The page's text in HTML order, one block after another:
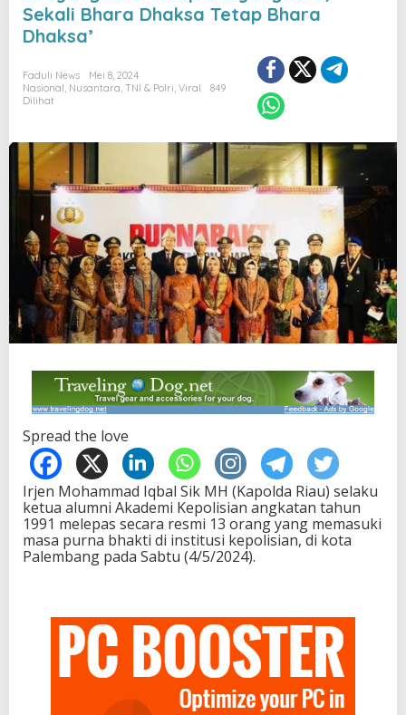
Sekali Bhara Dhaksa Tetap Bhara
Dhaksa’
Faduli News
Mei 8, 2024
Nasional, Nusantara, TNI & Polri, Viral
849
Dilihat
Spread the love
Irjen Mohammad Iqbal Sik MH (Kapolda Riau) selaku
ketua alumni Akademi Kepolisian angkatan tahun
1991 melepas secara resmi 13 orang yang memasuki
masa purna bhakti di institusi kepolisian, di kota
Palembang pada Sabtu (4/5/2024).